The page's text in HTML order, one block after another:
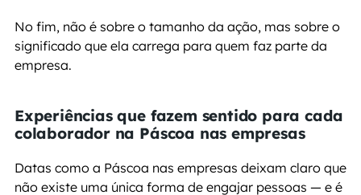
No fim, não é sobre o tamanho da ação, mas sobre o
significado que ela carrega para quem faz parte da
empresa.
Experiências que fazem sentido para cada
colaborador na Páscoa nas empresas
Datas como a Páscoa nas empresas deixam claro que
não existe uma única forma de engajar pessoas — e é